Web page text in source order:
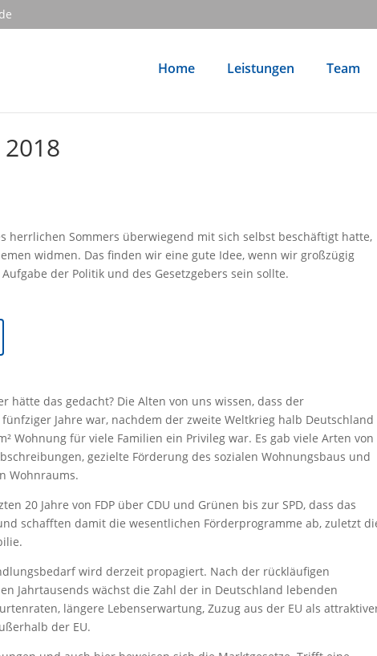
Home Leistungen Team
herrlichen Sommers überwiegend mit sich selbst beschäftigt hatte,
widmen. Das finden wir eine gute Idee, wenn wir großzügig
der Politik und des Gesetzgebers sein sollte.
hätte das gedacht? Die Alten von uns wissen, dass der
Jahre war, nachdem der zweite Weltkrieg halb Deutschland
Wohnung für viele Familien ein Privileg war. Es gab viele Arten von
gezielte Förderung des sozialen Wohnungsbaus und
Wohnraums.
20 Jahre von FDP über CDU und Grünen bis zur SPD, dass das
schafften damit die wesentlichen Förderprogramme ab, zuletzt
wird derzeit propagiert. Nach der rückläufigen
Jahrtausends wächst die Zahl der in Deutschland lebenden
längere Lebenserwartung, Zuzug aus der EU als
der EU.